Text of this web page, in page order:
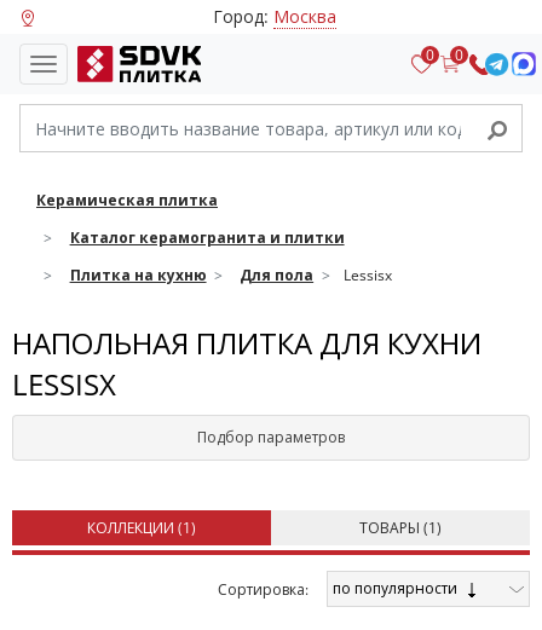
Город: Москва
0 0
Керамическая плитка
Каталог керамогранита и плитки
Плитка на кухню
Для пола Lessisx
НАПОЛЬНАЯ ПЛИТКА ДЛЯ КУХНИ
LESSISX
Подбор параметров
КОЛЛЕКЦИИ (1) ТОВАРЫ (1)
Cортировка: по популярности